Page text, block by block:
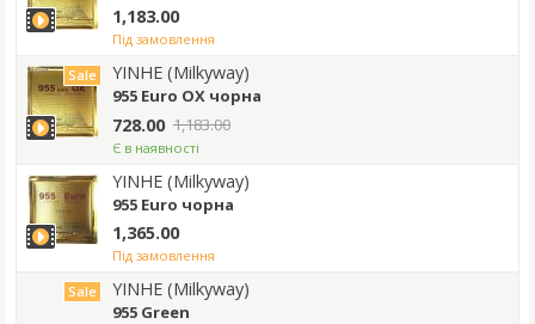
1,183.00
під замовлення
Sale
YINHE (Milkyway)
955 Euro OX чорна
1,183.00
728.00
Є в наявності
YINHE (Milkyway)
955 Euro чорна
1,365.00
під замовлення
Sale
YINHE (Milkyway)
955 Green